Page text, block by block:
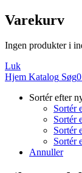
Varekurv
Ingen produkter i
Luk
Hjem Katalog Søg0
Sortér efter
Sortér
Sortér
Sortér
Sortér
Annuller